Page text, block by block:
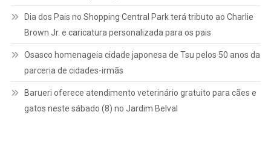
Dia dos Pais no Shopping Central Park terá tributo ao Charlie
Brown Jr. e caricatura personalizada para os pais
Osasco homenageia cidade japonesa de Tsu pelos 50 anos da
parceria de cidades-irmãs
Barueri oferece atendimento veterinário gratuito para cães e
gatos neste sábado (8) no Jardim Belval